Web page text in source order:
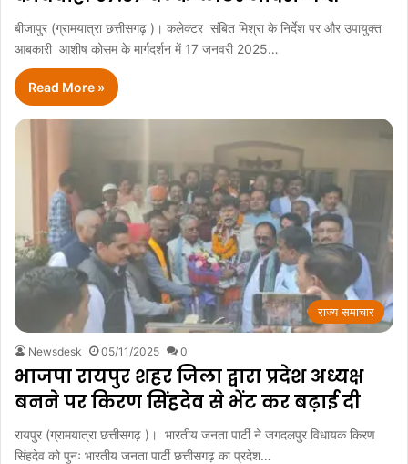
बीजापुर (ग्रामयात्रा छत्तीसगढ़ )। कलेक्टर संबित मिश्रा के निर्देश पर और उपायुक्त
आबकारी आशीष कोसम के मार्गदर्शन में 17 जनवरी 2025…
Read More »
राज्य समाचार
Newsdesk 05/11/2025 0
भाजपा रायपुर शहर जिला द्वारा प्रदेश अध्यक्ष
बनने पर किरण सिंहदेव से भेंट कर बढ़ाई दी
रायपुर (ग्रामयात्रा छत्तीसगढ़ )। भारतीय जनता पार्टी ने जगदलपुर विधायक किरण
सिंहदेव को पुनः भारतीय जनता पार्टी छत्तीसगढ़ का प्रदेश…